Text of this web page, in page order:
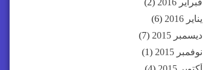
فبراير 2016
(2)
يناير 2016
(6)
ديسمبر 2015
(7)
نوفمبر 2015
(1)